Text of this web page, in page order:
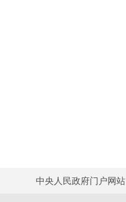
中央人民政府门户网站